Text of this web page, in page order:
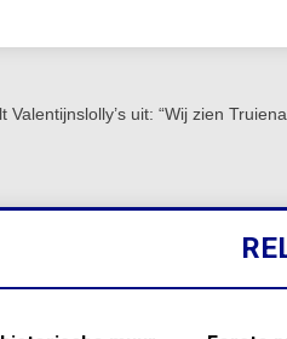
Valentijnslolly’s uit: “Wij zien